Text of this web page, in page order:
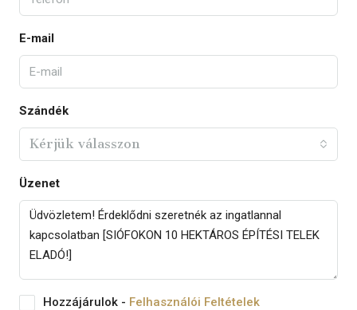
E-mail
Szándék
Kérjük válasszon
Üzenet
Hozzájárulok - Felhasználói Feltételek